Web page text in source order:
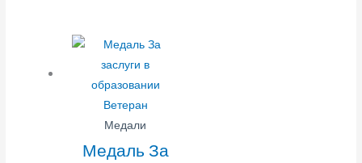
Медали
Медаль За